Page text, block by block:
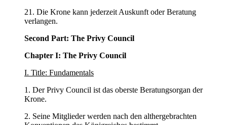
21. Die Krone kann jederzeit Auskunft oder Beratung
verlangen.
Second Part: The Privy Council
Chapter I: The Privy Council
I. Title: Fundamentals
1. Der Privy Council ist das oberste Beratungsorgan der
Krone.
2. Seine Mitglieder werden nach den althergebrachten